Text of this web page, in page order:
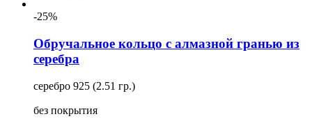
-25%
Обручальное кольцо с алмазной гранью из
серебра
серебро 925 (2.51 гр.)
без покрытия